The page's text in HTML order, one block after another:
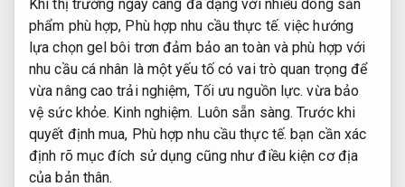
Khi thị trường ngày càng đa dạng với nhiều dòng sản
phẩm phù hợp, Phù hợp nhu cầu thực tế. việc hướng
lựa chọn gel bôi trơn đảm bảo an toàn và phù hợp với
nhu cầu cá nhân là một yếu tố có vai trò quan trọng để
vừa nâng cao trải nghiệm, Tối ưu nguồn lực. vừa bảo
vệ sức khỏe. Kinh nghiệm. Luôn sẵn sàng. Trước khi
quyết định mua, Phù hợp nhu cầu thực tế. bạn cần xác
định rõ mục đích sử dụng cũng như điều kiện cơ địa
của bản thân.